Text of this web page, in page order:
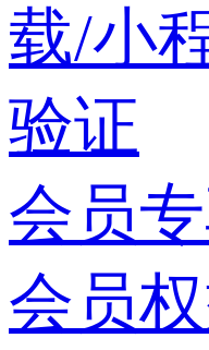
载/小
验证
会员
会员